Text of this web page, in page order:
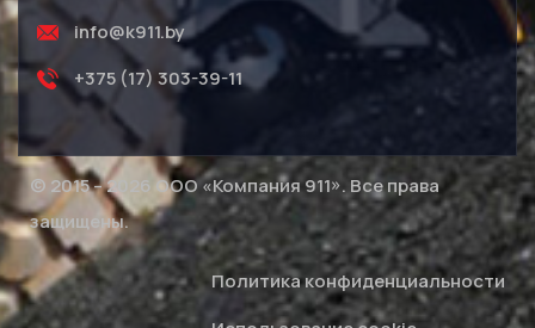
info@k911.by
+375 (17) 303-39-11
© 2015 – 2026 ООО «Компания 911». Все права
защищены.
Политика конфиденциальности